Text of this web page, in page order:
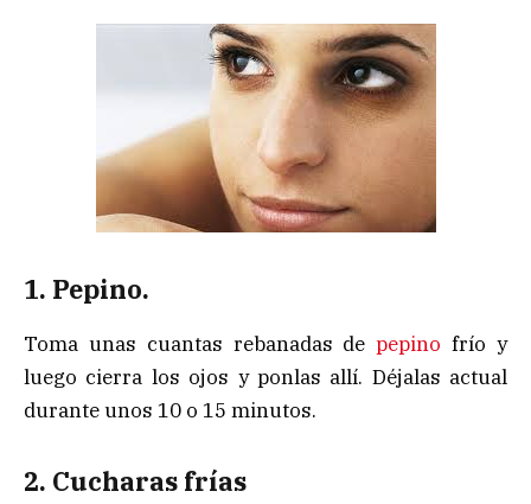
1. Pepino.
Toma unas cuantas rebanadas de pepino frío y
luego cierra los ojos y ponlas allí. Déjalas actual
durante unos 10 o 15 minutos.
2. Cucharas frías